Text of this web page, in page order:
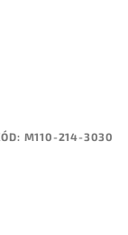
M110-214-3030